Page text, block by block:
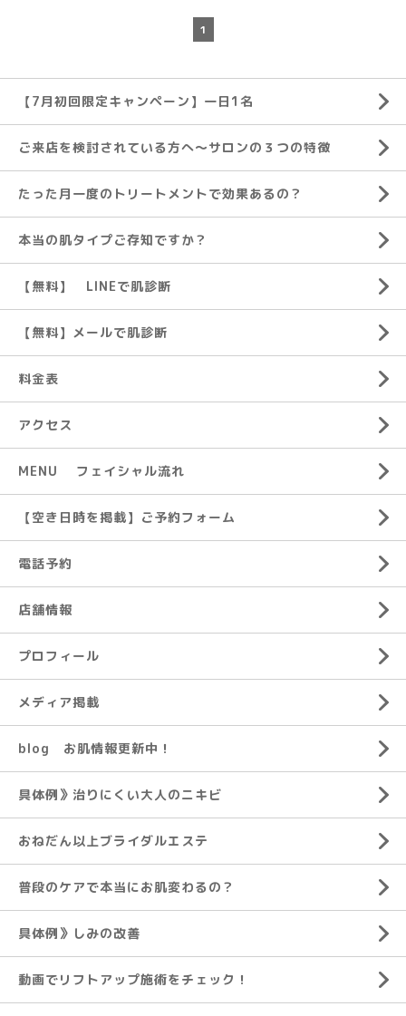
1
【7月初回限定キャンペーン】一日1名
ご来店を検討されている方へ～サロンの３つの特徴
たった月一度のトリートメントで効果あるの？
本当の肌タイプご存知ですか？
【無料】 LINEで肌診断
【無料】メールで肌診断
料金表
アクセス
MENU フェイシャル流れ
【空き日時を掲載】ご予約フォーム
電話予約
店舗情報
プロフィール
メディア掲載
blog お肌情報更新中！
具体例》治りにくい大人のニキビ
おねだん以上ブライダルエステ
普段のケアで本当にお肌変わるの？
具体例》しみの改善
動画でリフトアップ施術をチェック！